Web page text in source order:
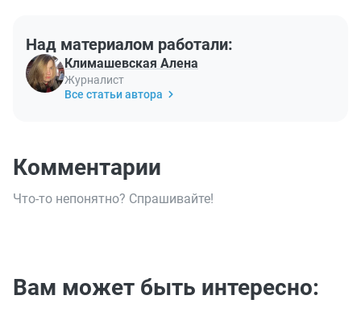
Над материалом работали:
Климашевская Алена
Журналист
Все статьи автора
Комментарии
Что-то непонятно? Спрашивайте!
Вам может быть интересно: